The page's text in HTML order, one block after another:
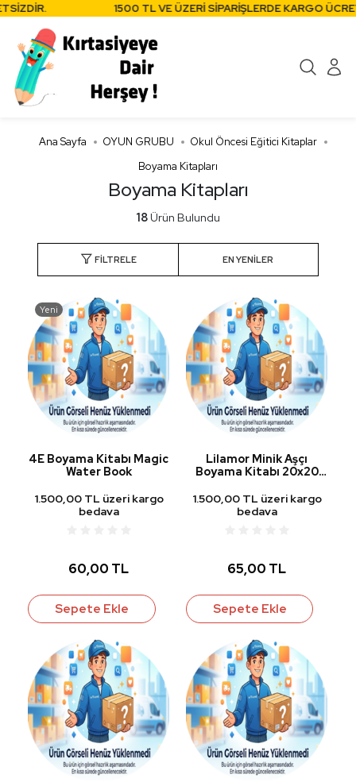
1500 TL VE ÜZERİ SİPARİŞLERDE KARGO
Ana Sayfa OYUN GRUBU
Okul Öncesi Eğitici Kitaplar
Boyama Kitapları
Boyama Kitapları
18Ürün Bulundu
FILTRELE
Yeni
4E Boyama Kitabı Magic
Water Book
1.500,00 TL üzeri kargo
bedava
60,00 TL
Sepete Ekle
Lilamor Minik Aşçı
Boyama Kitabı 20x20
1.500,00 TL üzeri kargo
bedava
65,00 TL
Sepete Ekle